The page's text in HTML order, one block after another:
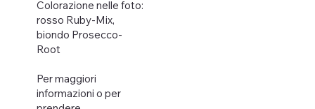
Colorazione nelle foto:
rosso Ruby-Mix,
biondo Prosecco-
Root
Per maggiori
informazioni o per